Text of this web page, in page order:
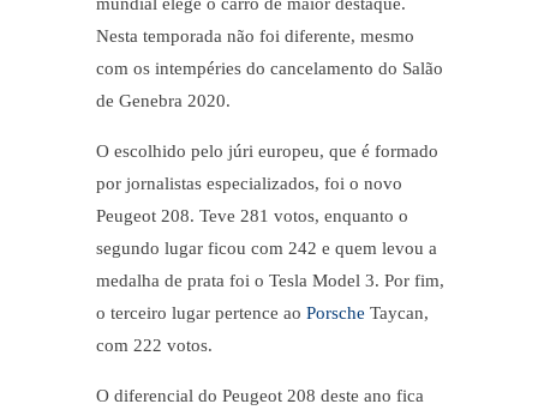
mundial elege o carro de maior destaque.
Nesta temporada não foi diferente, mesmo
com os intempéries do cancelamento do Salão
de Genebra 2020.
O escolhido pelo júri europeu, que é formado
por jornalistas especializados, foi o novo
Peugeot 208. Teve 281 votos, enquanto o
segundo lugar ficou com 242 e quem levou a
medalha de prata foi o Tesla Model 3. Por fim,
o terceiro lugar pertence ao Porsche Taycan,
com 222 votos.
O diferencial do Peugeot 208 deste ano fica